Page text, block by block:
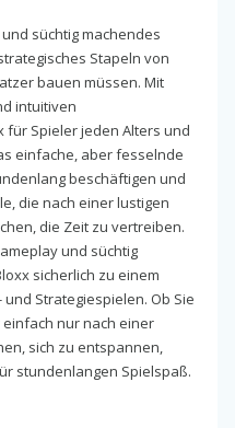
süchtig machendes
Stapeln von
bauen müssen. Mit
intuitiven
für Spieler jeden Alters und
einfache, aber fesselnde
beschäftigen und
die nach einer lustigen
die Zeit zu vertreiben.
und süchtig
sicherlich zu einem
Strategiespielen. Ob Sie
nur nach einer
sich zu entspannen,
stundenlangen Spielspaß.